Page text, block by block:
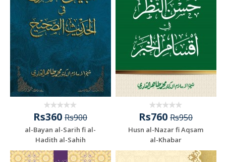
Rs360 Rs900
al-Bayan al-Sarih fi al-
Hadith al-Sahih
Rs760 Rs950
Husn al-Nazar fi Aqsam
al-Khabar